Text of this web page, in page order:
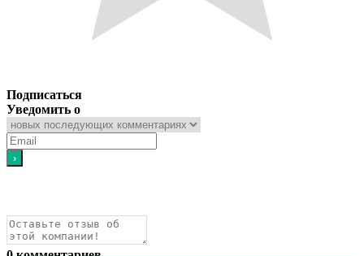
Подписаться
Уведомить о